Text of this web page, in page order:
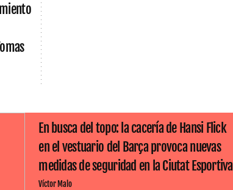
En busca del topo: la cacería de Hansi Flick
en el vestuario del Barça provoca nuevas
medidas de seguridad en la Ciutat Esportiva
Víctor Malo